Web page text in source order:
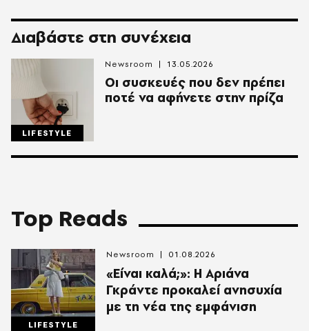
Διαβάστε στη συνέχεια
LIFESTYLE
Οι συσκευές που δεν πρέπει
ποτέ να αφήνετε στην πρίζα
Newsroom 13.05.2026
Top Reads
LIFESTYLE
«Είναι καλά;»: Η Αριάνα
Γκράντε προκαλεί ανησυχία
με τη νέα της εμφάνιση
Newsroom 01.08.2026